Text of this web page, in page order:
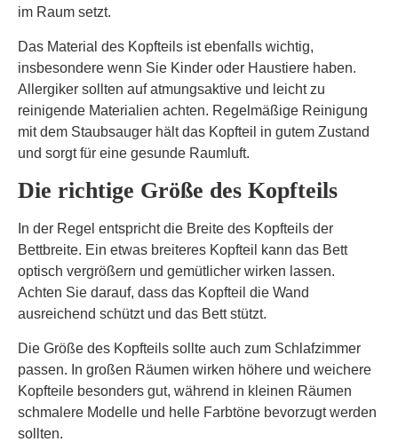
im Raum setzt.
Das Material des Kopfteils ist ebenfalls wichtig,
insbesondere wenn Sie Kinder oder Haustiere haben.
Allergiker sollten auf atmungsaktive und leicht zu
reinigende Materialien achten. Regelmäßige Reinigung
mit dem Staubsauger hält das Kopfteil in gutem Zustand
und sorgt für eine gesunde Raumluft.
Die richtige Größe des Kopfteils
In der Regel entspricht die Breite des Kopfteils der
Bettbreite. Ein etwas breiteres Kopfteil kann das Bett
optisch vergrößern und gemütlicher wirken lassen.
Achten Sie darauf, dass das Kopfteil die Wand
ausreichend schützt und das Bett stützt.
Die Größe des Kopfteils sollte auch zum Schlafzimmer
passen. In großen Räumen wirken höhere und weichere
Kopfteile besonders gut, während in kleinen Räumen
schmalere Modelle und helle Farbtöne bevorzugt werden
sollten.